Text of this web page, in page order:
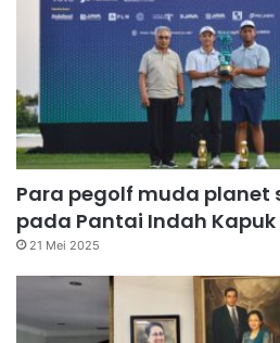
Para pegolf muda planet
pada Pantai Indah Kapuk
21 Mei 2025